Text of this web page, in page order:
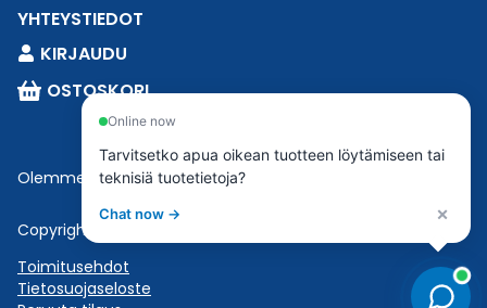
YHTEYSTIEDOT
KIRJAUDU
OSTOSKORI
Olemme osaEsbeconia.
Copyright © 2023 Esbecon | All Rights Reserved
Toimitusehdot
Tietosuojaseloste
Online now
Tarvitsetko apua oikean tuotteen löytämiseen tai
teknisiä tuotetietoja?
Chat now → ×